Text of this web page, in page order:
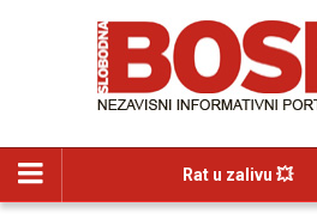
Rat u zalivu 💥